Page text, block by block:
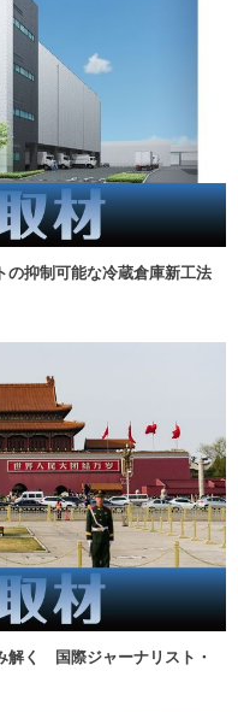
の抑制可能な冷蔵倉庫新工法
解く 国際ジャーナリスト・